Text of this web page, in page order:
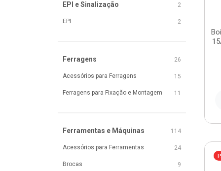
EPI e Sinalização 2
EPI 2
Ferragens 26
Acessórios para Ferragens 15
Ferragens para Fixação e Montagem 11
Ferramentas e Máquinas 114
Acessórios para Ferramentas 24
Brocas 9